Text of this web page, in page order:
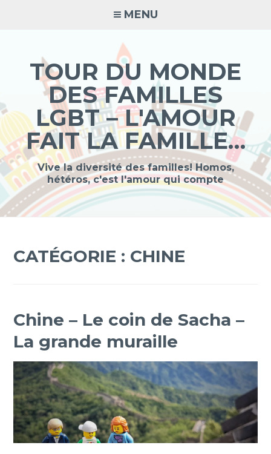
MENU
TOUR DU MONDE
DES FAMILLES
LGBT – L'AMOUR
FAIT LA FAMILLE…
Vive la diversité des familles! Homos,
hétéros, c'est l'amour qui compte
CATÉGORIE : CHINE
Chine – Le coin de Sacha –
La grande muraille